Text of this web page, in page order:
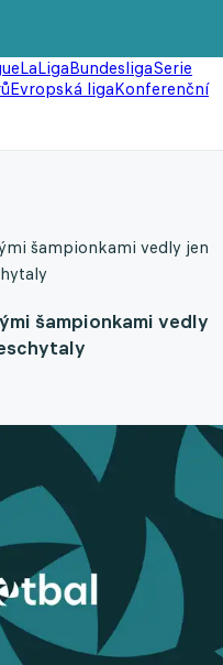
LaLigaBundesligaSerie
Evropská ligaKonferenční
šampionkami vedly jen
šampionkami vedly